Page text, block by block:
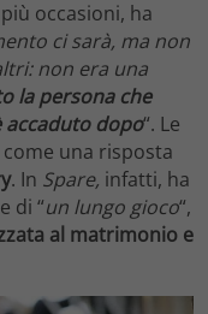
occasioni, ha
ci sarà, ma non
non era una
la persona che
accaduto dopo“. Le
una risposta
. In Spare, infatti, ha
di “un lungo gioco“,
al matrimonio e